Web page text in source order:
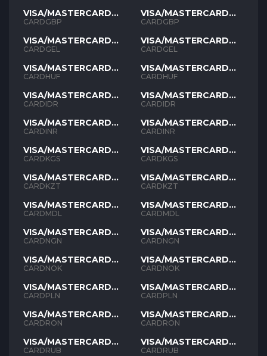
VISA/MASTERCARD
GBP
CARDGBP
VISA/MASTERCARD
GEL
CARDGEL
VISA/MASTERCARD
HUF
CARDHUF
VISA/MASTERCARD
IDR
CARDIDR
VISA/MASTERCARD
INR
CARDINR
VISA/MASTERCARD
KGS
CARDKGS
VISA/MASTERCARD
KZT
CARDKZT
VISA/MASTERCARD
MDL
CARDMDL
VISA/MASTERCARD
NGN
CARDNGN
VISA/MASTERCARD
NOK
CARDNOK
VISA/MASTERCARD
PLN
CARDPLN
VISA/MASTERCARD
RON
CARDRON
VISA/MASTERCARD
RUB
CARDRUB
VISA/MASTERCARD
GBP
CARDGBP
VISA/MASTERCARD
GEL
CARDGEL
VISA/MASTERCARD
HUF
CARDHUF
VISA/MASTERCARD
IDR
CARDIDR
VISA/MASTERCARD
INR
CARDINR
VISA/MASTERCARD
KGS
CARDKGS
VISA/MASTERCARD
KZT
CARDKZT
VISA/MASTERCARD
MDL
CARDMDL
VISA/MASTERCARD
NGN
CARDNGN
VISA/MASTERCARD
NOK
CARDNOK
VISA/MASTERCARD
PLN
CARDPLN
VISA/MASTERCARD
RON
CARDRON
VISA/MASTERCARD
RUB
CARDRUB